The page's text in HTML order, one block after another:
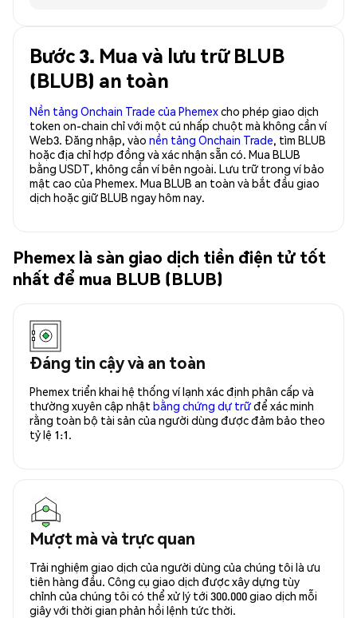
Bước 3. Mua và lưu trữ BLUB
(BLUB) an toàn
Nền tảng Onchain Trade của Phemexcho phép giao dịch
token on-chain chỉ với một cú nhấp chuột mà không cần ví
Web3. Đăng nhập, vào nền tảng Onchain Trade, tìm BLUB
hoặc địa chỉ hợp đồng và xác nhận sẵn có. Mua BLUB
bằng USDT, không cần ví bên ngoài. Lưu trữ trong ví bảo
mật cao của Phemex. Mua BLUB an toàn và bắt đầu giao
dịch hoặc giữ BLUB ngay hôm nay.
Phemex là sàn giao dịch tiền điện tử tốt
nhất để mua BLUB (BLUB)
Đáng tin cậy và an toàn
Phemex triển khai hệ thống ví lạnh xác định phân cấp và
thường xuyên cập nhật bằng chứng dự trữđể xác minh
rằng toàn bộ tài sản của người dùng được đảm bảo theo
tỷ lệ 1:1.
Mượt mà và trực quan
Trải nghiệm giao dịch của người dùng của chúng tôi là ưu
tiên hàng đầu. Công cụ giao dịch được xây dựng tùy
chỉnh của chúng tôi có thể xử lý tới 300.000 giao dịch mỗi
giây với thời gian phản hồi lệnh tức thời.